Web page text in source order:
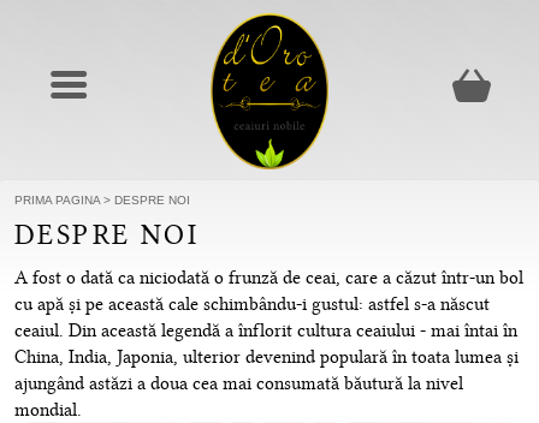
PRIMA PAGINA > DESPRE NOI
DESPRE NOI
A fost o dată ca niciodată o frunză de ceai, care a căzut într-un bol
cu apă și pe această cale schimbându-i gustul: astfel s-a născut
ceaiul. Din această legendă a înflorit cultura ceaiului - mai întai în
China, India, Japonia, ulterior devenind populară în toata lumea și
ajungând astăzi a doua cea mai consumată băutură la nivel
mondial.